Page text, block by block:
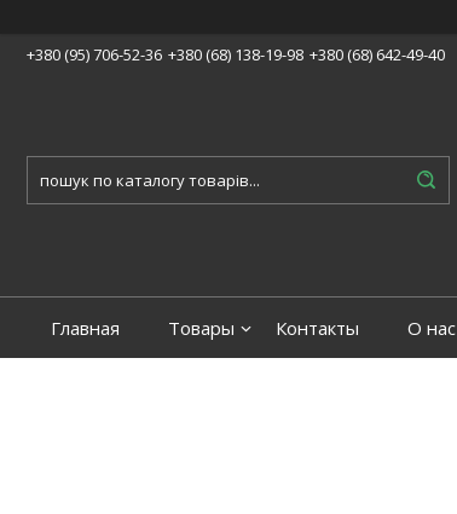
+380 (95) 706-52-36 +380 (68) 138-19-98 +380 (68) 642-49-40
Главная Товары Контакты О нас